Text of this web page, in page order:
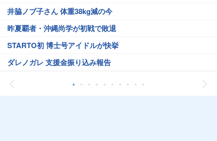
井脇ノブ子さん 体重38kg減の今
昨夏覇者・沖縄尚学が初戦で敗退
STARTO初 博士号アイドルが快挙
ダレノガレ 支援金振り込み報告